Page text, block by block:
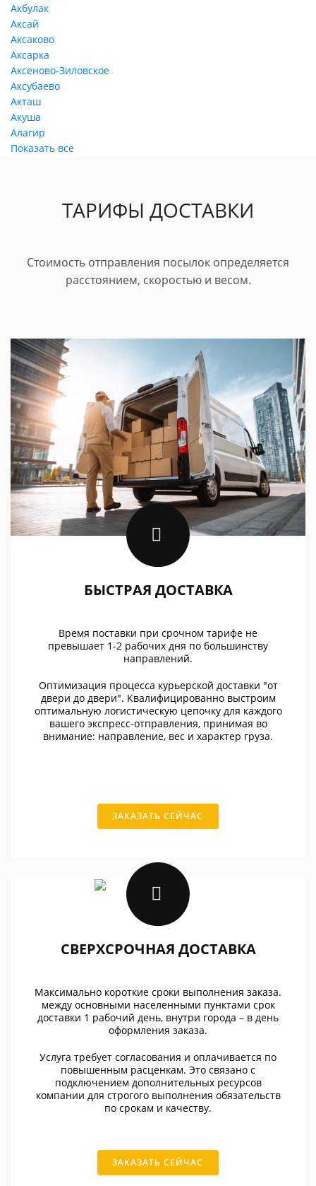
Акбулак
Аксай
Аксаково
Аксарка
Аксеново-Зиловское
Аксубаево
Акташ
Акуша
Алагир
Показать все
ТАРИФЫ ДОСТАВКИ
Стоимость отправления посылок определяется
расстоянием, скоростью и весом.
БЫСТРАЯ ДОСТАВКА
Время поставки при срочном тарифе не
превышает 1-2 рабочих дня по большинству
направлений.
Оптимизация процесса курьерской доставки "от
двери до двери". Квалифицированно выстроим
оптимальную логистическую цепочку для каждого
вашего экспресс-отправления, принимая во
внимание: направление, вес и характер груза.
ЗАКАЗАТЬ СЕЙЧАС
СВЕРХСРОЧНАЯ ДОСТАВКА
Максимально короткие сроки выполнения заказа.
между основными населенными пунктами срок
доставки 1 рабочий день, внутри города – в день
оформления заказа.
Услуга требует согласования и оплачивается по
повышенным расценкам. Это связано с
подключением дополнительных ресурсов
компании для строгого выполнения обязательств
по срокам и качеству.
ЗАКАЗАТЬ СЕЙЧАС